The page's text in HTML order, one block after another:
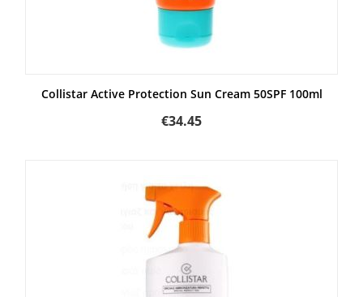
Collistar Active Protection Sun Cream 50SPF 100ml
€34.45